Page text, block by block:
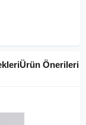
Ürün Önerileri